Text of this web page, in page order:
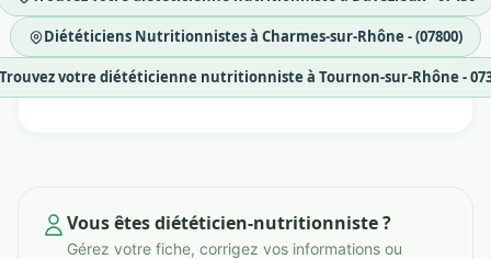
Diététiciens Nutritionnistes à Charmes-sur-Rhône - (07800)
votre diététicienne nutritionniste à Tournon-sur-Rhône -
Vous êtes diététicien-nutritionniste ?
Gérez votre fiche, corrigez vos informations ou